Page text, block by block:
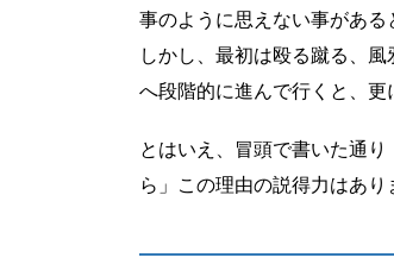
事のように思えない事がある
しかし、最初は殴る蹴る、
へ段階的に進んで行くと、更
とはいえ、冒頭で書いた通
ら」この理由の説得力はあり